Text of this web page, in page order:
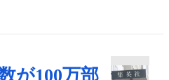
が100万部